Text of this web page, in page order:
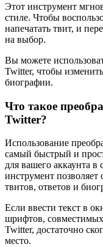
Этот инструмент
стиле. Чтобы
напечатать твит, и
на выбор.
Вы можете
Twitter, чтобы
биографии.
Что такое
Twitter?
Использование
самый быстрый и
для вашего аккаунта
инструмент
твитов, ответов и
Если ввести текст в
шрифтов,
Twitter, достаточно
место.